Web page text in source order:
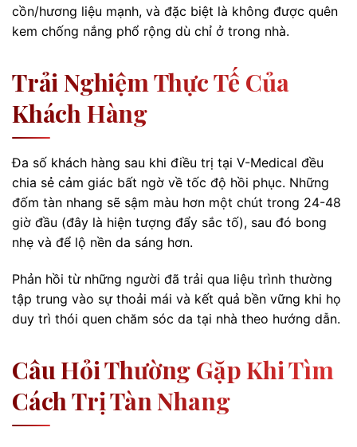
cồn/hương liệu mạnh, và đặc biệt là không được quên
kem chống nắng phổ rộng dù chỉ ở trong nhà.
Trải Nghiệm Thực Tế Của
Khách Hàng
Đa số khách hàng sau khi điều trị tại V-Medical đều
chia sẻ cảm giác bất ngờ về tốc độ hồi phục. Những
đốm tàn nhang sẽ sậm màu hơn một chút trong 24-48
giờ đầu (đây là hiện tượng đẩy sắc tố), sau đó bong
nhẹ và để lộ nền da sáng hơn.
Phản hồi từ những người đã trải qua liệu trình thường
tập trung vào sự thoải mái và kết quả bền vững khi họ
duy trì thói quen chăm sóc da tại nhà theo hướng dẫn.
Câu Hỏi Thường Gặp Khi Tìm
Cách Trị Tàn Nhang